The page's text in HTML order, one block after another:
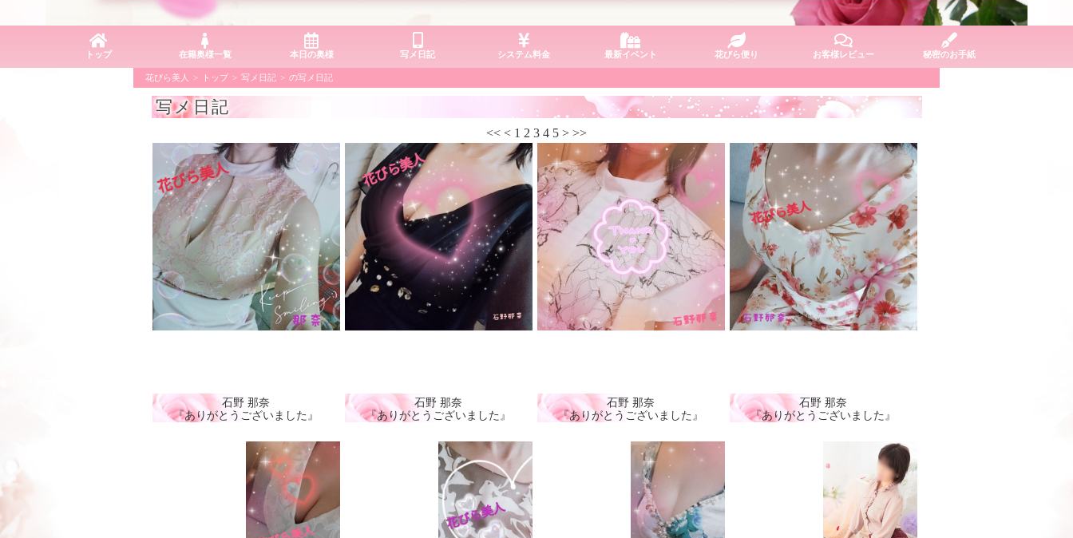
トップ 在籍奥様一覧 本日の奥様 写メ日記 システム料金 最新イベント 花びら便り お客様レビュー 秘密のお手紙
花びら美人 トップ 写メ日記 の写メ日記
写メ日記
<< < 1 2 3 4 5 > >>
石野 那奈
『ありがとうございました』
石野 那奈
『ありがとうございました』
石野 那奈
『ありがとうございました』
石野 那奈
『ありがとうございました』